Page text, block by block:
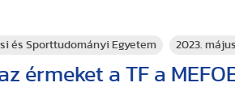
és Sporttudományi Egyetem 2023. május
érmeket a TF a